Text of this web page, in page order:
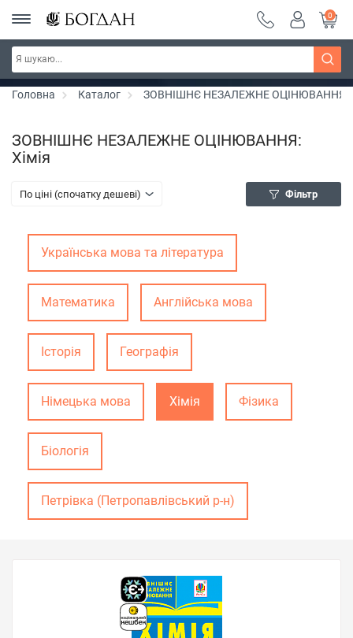
РОЗПРОДАЖ ~ 150 грн ~ 200 грн ~ 250 грн ~
300 грн ~ РОЗПРОДАЖ
Дізнатись більше
0
Головна Каталог ЗОВНІШНЄ НЕЗАЛЕЖНЕ ОЦІНЮВАННЯ
ЗОВНІШНЄ НЕЗАЛЕЖНЕ ОЦІНЮВАННЯ:
Хімія
По ціні (спочатку дешеві) Фільтр
Українська мова та література
Математика Англійська мова
Історія Географія
Німецька мова Хімія Фізика
Біологія
Петрівка (Петропавлівський р-н)